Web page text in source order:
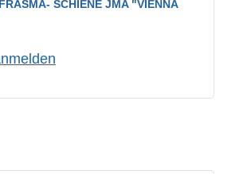
SCHIENE JMA "VIENNA